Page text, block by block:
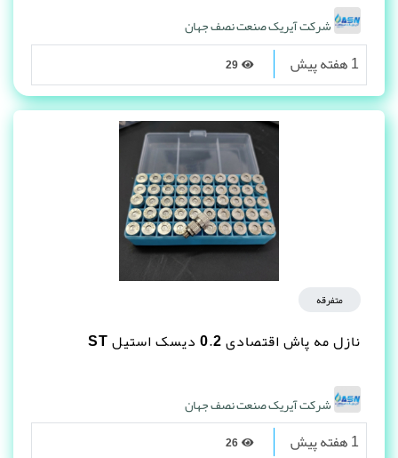
شرکت آیریک صنعت نصف جهان
1 هفته پیش
متفرقه
نازل مه پاش اقتصادی 0.2 دیسک استیل ST
شرکت آیریک صنعت نصف جهان
1 هفته پیش